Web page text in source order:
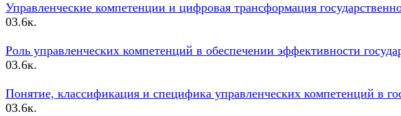
Управленческие компетенции и цифровая трансформация
03.6к.
Роль управленческих компетенций в обеспечении эффективности
03.6к.
Понятие, классификация и специфика управленческих компетенций в
03.6к.